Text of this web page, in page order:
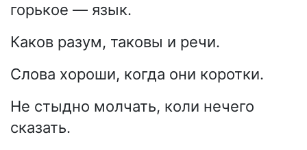
горькое — язык.
Каков разум, таковы и речи.
Слова хороши, когда они коротки.
Не стыдно молчать, коли нечего
сказать.